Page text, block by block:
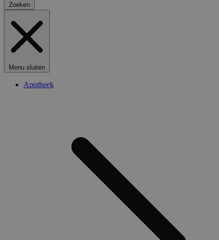
Zoeken
Menu sluiten
Apotheek